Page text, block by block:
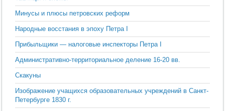
Минусы и плюсы петровских реформ
Народные восстания в эпоху Петра I
Прибыльщики — налоговые инспекторы Петра I
Административно-территориальное деление 16-20 вв.
Скакуны
Изображение учащихся образовательных учреждений в Санкт-
Петербурге 1830 г.